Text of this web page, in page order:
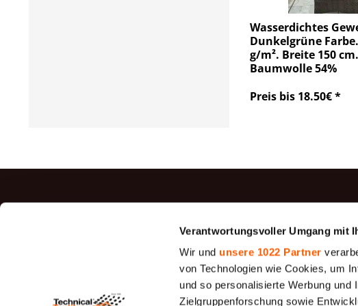
Verantwortungsvoller Umgang mit
Wir und unsere 1022 Partner
von Technologien wie Cookies, um
und so personalisierte Werbung und
Zielgruppenforschung sowie
Wasserdichtes
Dunkelgrüne
g/m². Breite 150
Baumwolle 54%
Preis bis 18.50€ *
Jutegewebe
Filz
Siebfiltergewebe (